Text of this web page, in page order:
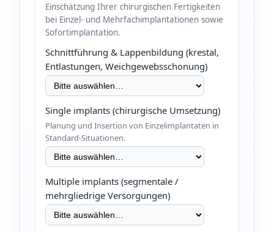
Einschätzung Ihrer chirurgischen Fertigkeiten
bei Einzel- und Mehrfachimplantationen sowie
Sofortimplantation.
Schnittführung & Lappenbildung (krestal,
Entlastungen, Weichgewebsschonung)
Single implants (chirurgische Umsetzung)
Planung und Insertion von Einzelimplantaten in
Standard-Situationen.
Multiple implants (segmentale /
mehrgliedrige Versorgungen)